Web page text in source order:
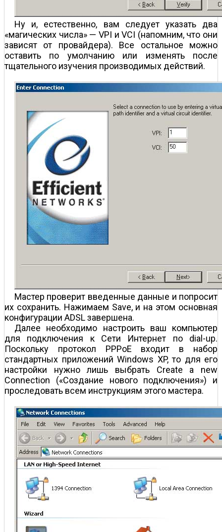
Ну и, естественно, вам следует указать два
«магических числа» — VPI и VCI (напомним, что они
зависят от провайдера). Все остальное можно
оставить по умолчанию или изменять после
тщательного изучения производимых действий.
Мастер проверит введенные данные и попросит
их сохранить. Нажимаем Save, и на этом основная
конфигурации ADSL завершена.
Далее необходимо настроить ваш компьютер
для подключения к Сети Интернет по dial-up.
Поскольку протокол PPPoE входит в набор
стандартных приложений Windows XP, то для его
настройки нужно лишь выбрать Create a new
Connection («Создание нового подключения») и
проследовать всем инструкциям этого мастера.